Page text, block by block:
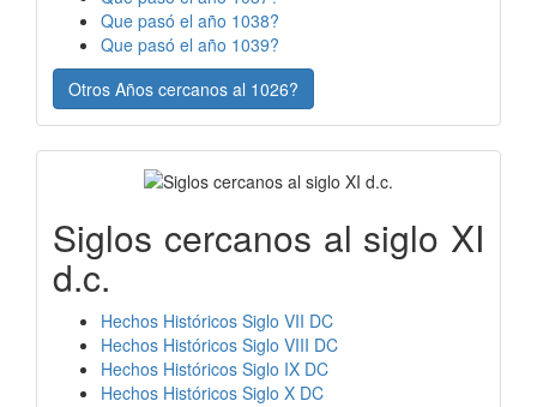
Que pasó el año 1038?
Que pasó el año 1039?
Otros Años cercanos al 1026?
Siglos cercanos al siglo XI
d.c.
Hechos Históricos Siglo VII DC
Hechos Históricos Siglo VIII DC
Hechos Históricos Siglo IX DC
Hechos Históricos Siglo X DC